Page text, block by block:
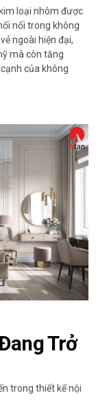
loại nhôm được
nối trong không
ngoài hiện đại,
mà còn tăng
của không
Trở
trong thiết kế nội